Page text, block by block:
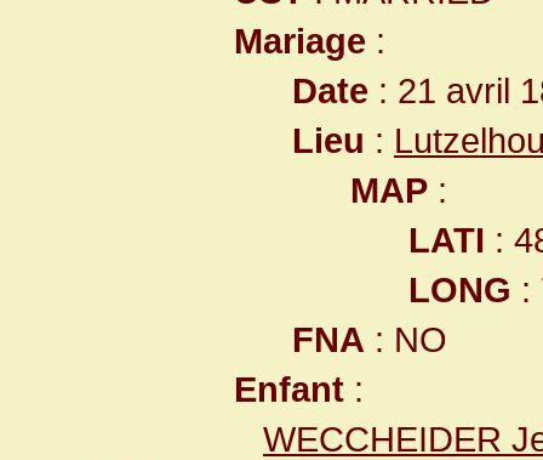
Mariage :
Date : 21 avril
Lieu :
MAP :
LATI :
LONG :
FNA : NO
Enfant :
WECCHEIDER